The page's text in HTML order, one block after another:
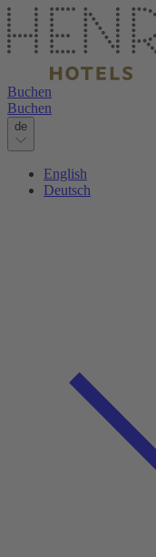
Buchen
Buchen
de
English
Deutsch